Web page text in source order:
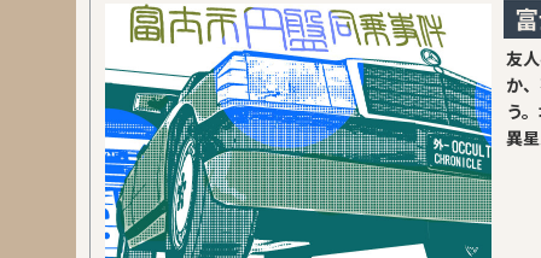
友
か
う
異